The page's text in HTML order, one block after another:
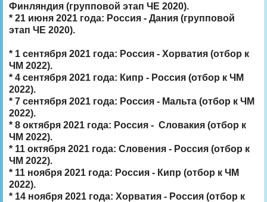
Финляндия (групповой этап ЧЕ 2020).
* 21 июня 2021 года: Россия - Дания (групповой
этап ЧЕ 2020).
* 1 сентября 2021 года: Россия - Хорватия (отбор к
ЧМ 2022).
* 4 сентября 2021 года: Кипр - Россия (отбор к ЧМ
2022).
* 7 сентября 2021 года: Россия - Мальта (отбор к ЧМ
2022).
* 8 октября 2021 года: Россия - Словакия (отбор к
ЧМ 2022).
* 11 октября 2021 года: Словения - Россия (отбор к
ЧМ 2022).
* 11 ноября 2021 года: Россия - Кипр (отбор к ЧМ
2022).
* 14 ноября 2021 года: Хорватия - Россия (отбор к